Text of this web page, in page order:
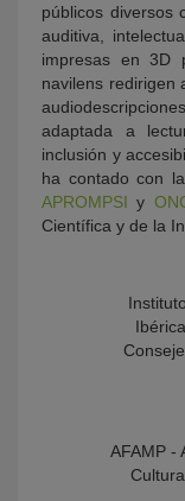
públicos diversos
auditiva,
impresas en 3D
navilens redirigen
adaptada a
inclusión y
ha contado con
APROMPSI y
Científica y de la
AFAMP -